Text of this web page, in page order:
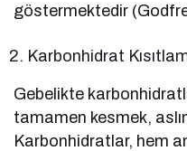
göstermektedir
Karbonhidrat
Gebelikte
tamamen kesmek,
Karbonhidratlar, hem